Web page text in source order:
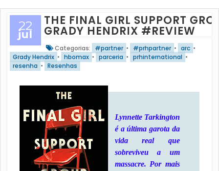
22
jul
THE FINAL GIRL SUPPORT
GRADY HENDRIX #REVIEW
Categorias: #partner • #prhpartner • arc •
Grady Hendrix • hbomax • parceria • prhinternational •
resenha • Resenhas
Lynnette Tarkington
é a última garota da
vida real que
sobreviveu a um
massacre. Por mais